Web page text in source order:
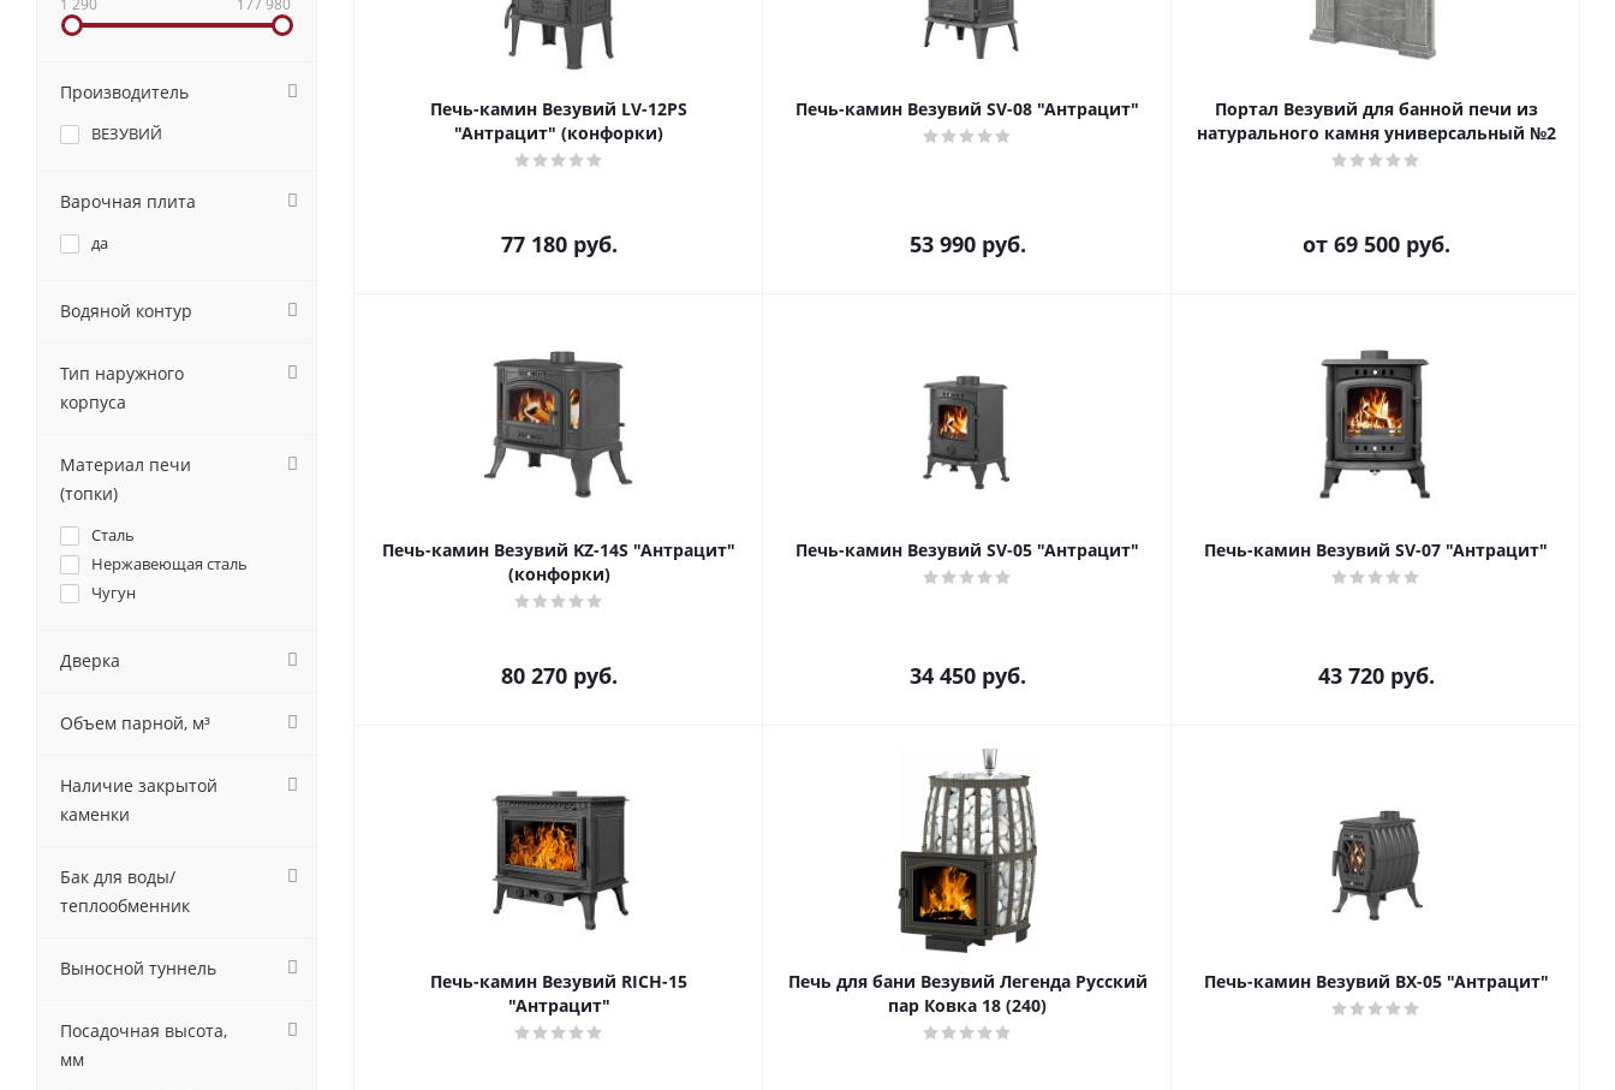
Печь-камин Везувий LV-12PS
"Антрацит" (конфорки)
77 180руб.
Печь-камин Везувий SV-08 "Антрацит"
53 990руб.
Портал Везувий для банной печи из
натурального камня универсальный №2
от 69 500 руб.
Печь-камин Везувий KZ-14S "Антрацит"
(конфорки)
80 270руб.
Печь-камин Везувий SV-05 "Антрацит"
34 450руб.
Печь-камин Везувий SV-07 "Антрацит"
43 720руб.
Печь-камин Везувий RICH-15
"Антрацит"
Печь для бани Везувий Легенда Русский
пар Ковка 18 (240)
Печь-камин Везувий BX-05 "Антрацит"
1 290 177 980
Производитель
ВЕЗУВИЙ
Варочная плита
да
Водяной контур
Тип наружного
корпуса
Материал печи
(топки)
Сталь
Нержавеющая сталь
Чугун
Дверка
Объем парной, м³
Наличие закрытой
каменки
Бак для воды/
теплообменник
Выносной туннель
Посадочная высота,
мм